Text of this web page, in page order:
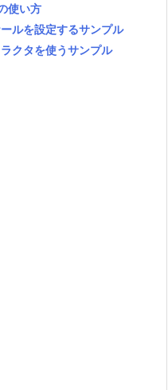
使い方
ルを設定するサンプル
クタを使うサンプル